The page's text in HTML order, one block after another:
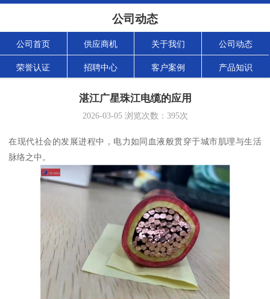
公司动态
公司首页 供应商机 关于我们 公司动态
荣誉认证 招聘中心 客户案例 产品知识
湛江广星珠江电缆的应用
2026-03-05浏览次数： 395次
在现代社会的发展进程中，电力如同血液般贯穿于城市肌理与生活
脉络之中。